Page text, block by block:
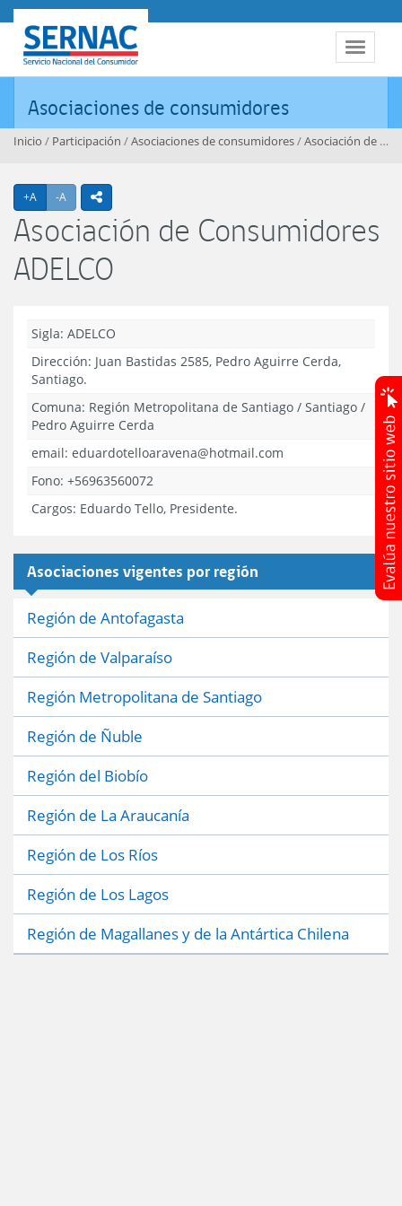
Contenido principal
Toggle
SERNAC
Asociaciones de consumidores
Inicio / Participación /Asociaciones de consumidores/Asociación de Consumidores ADELCO
+A Agrandar texto
-A Achicar textoicono compartir
Asociación de Consumidores
ADELCO
Sigla: ADELCO
Dirección: Juan Bastidas 2585, Pedro Aguirre Cerda,
Santiago.
Comuna: Región Metropolitana de Santiago / Santiago /
Pedro Aguirre Cerda
email: eduardotelloaravena@hotmail.com
Fono: +56963560072
Cargos: Eduardo Tello, Presidente.
Asociaciones vigentes por región
Región de Antofagasta
Región de Valparaíso
Región Metropolitana de Santiago
Región de Ñuble
Región del Biobío
Región de La Araucanía
Región de Los Ríos
Región de Los Lagos
Región de Magallanes y de la Antártica Chilena